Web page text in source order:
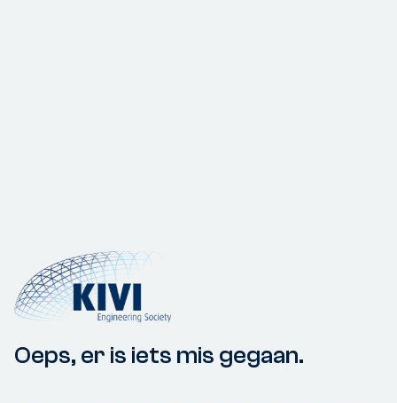
Oeps, er is iets mis gegaan.